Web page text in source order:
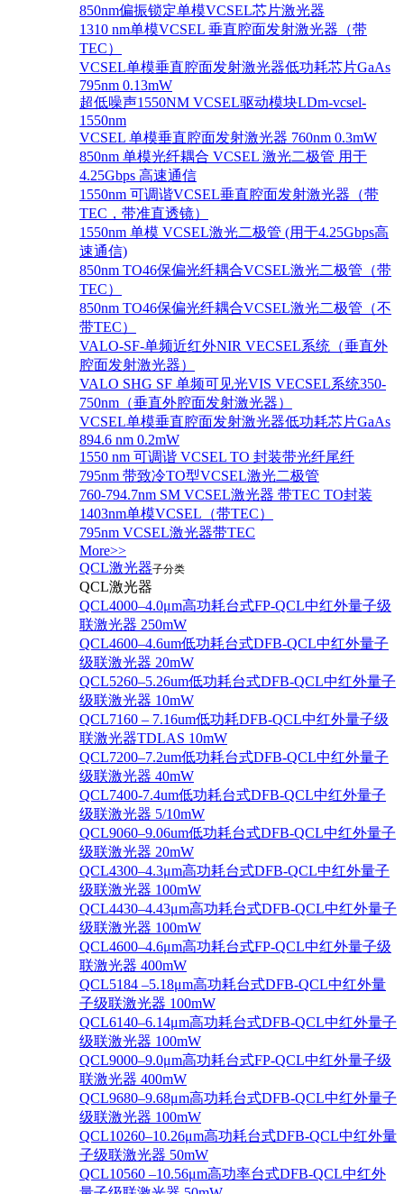
850nm偏振锁定单模VCSEL芯片激光器
1310 nm单模VCSEL 垂直腔面发射激光器（带
TEC）
VCSEL单模垂直腔面发射激光器低功耗芯片GaAs
795nm 0.13mW
超低噪声1550NM VCSEL驱动模块LDm-vcsel-
1550nm
VCSEL 单模垂直腔面发射激光器 760nm 0.3mW
850nm 单模光纤耦合 VCSEL 激光二极管 用于
4.25Gbps 高速通信
1550nm 可调谐VCSEL垂直腔面发射激光器（带
TEC，带准直透镜）
1550nm 单模 VCSEL激光二极管 (用于4.25Gbps高
速通信)
850nm TO46保偏光纤耦合VCSEL激光二极管（带
TEC）
850nm TO46保偏光纤耦合VCSEL激光二极管（不
带TEC）
VALO-SF-单频近红外NIR VECSEL系统（垂直外
腔面发射激光器）
VALO SHG SF 单频可见光VIS VECSEL系统350-
750nm（垂直外腔面发射激光器）
VCSEL单模垂直腔面发射激光器低功耗芯片GaAs
894.6 nm 0.2mW
1550 nm 可调谐 VCSEL TO 封装带光纤尾纤
795nm 带致冷TO型VCSEL激光二极管
760-794.7nm SM VCSEL激光器 带TEC TO封装
1403nm单模VCSEL（带TEC）
795nm VCSEL激光器带TEC
More>>
QCL激光器子分类
QCL激光器
QCL4000–4.0μm高功耗台式FP-QCL中红外量子级
联激光器 250mW
QCL4600–4.6um低功耗台式DFB-QCL中红外量子
级联激光器 20mW
QCL5260–5.26um低功耗台式DFB-QCL中红外量子
级联激光器 10mW
QCL7160 – 7.16um低功耗DFB-QCL中红外量子级
联激光器TDLAS 10mW
QCL7200–7.2um低功耗台式DFB-QCL中红外量子
级联激光器 40mW
QCL7400-7.4um低功耗台式DFB-QCL中红外量子
级联激光器 5/10mW
QCL9060–9.06um低功耗台式DFB-QCL中红外量子
级联激光器 20mW
QCL4300–4.3μm高功耗台式DFB-QCL中红外量子
级联激光器 100mW
QCL4430–4.43μm高功耗台式DFB-QCL中红外量子
级联激光器 100mW
QCL4600–4.6μm高功耗台式FP-QCL中红外量子级
联激光器 400mW
QCL5184 –5.18μm高功耗台式DFB-QCL中红外量
子级联激光器 100mW
QCL6140–6.14μm高功耗台式DFB-QCL中红外量子
级联激光器 100mW
QCL9000–9.0μm高功耗台式FP-QCL中红外量子级
联激光器 400mW
QCL9680–9.68μm高功耗台式DFB-QCL中红外量子
级联激光器 100mW
QCL10260–10.26μm高功耗台式DFB-QCL中红外量
子级联激光器 50mW
QCL10560 –10.56μm高功率台式DFB-QCL中红外